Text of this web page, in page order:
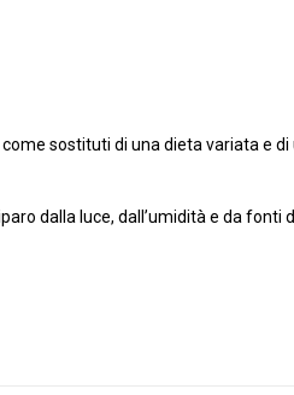
sostituti di una dieta variata e
dalla luce, dall’umidità e da fonti